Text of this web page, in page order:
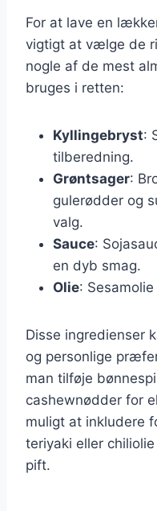
For at lave en
vigtigt at vælge de
nogle af de mest
bruges i retten:
Kyllingebryst:
tilberedning.
Grøntsager:
gulerødder og
valg.
Sauce:
en dyb smag.
Olie:
Disse ingredienser
og personlige
man tilføje
cashewnødder for
muligt at inkludere
teriyaki eller
pift.